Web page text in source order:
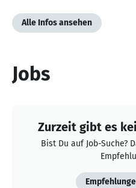
Alle Infos ansehen
Jobs
Zurzeit gibt es
Bist Du auf Job-Suche?